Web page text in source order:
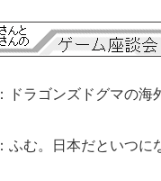
：ドラゴンズドグマの海
：ふむ。日本だといつに